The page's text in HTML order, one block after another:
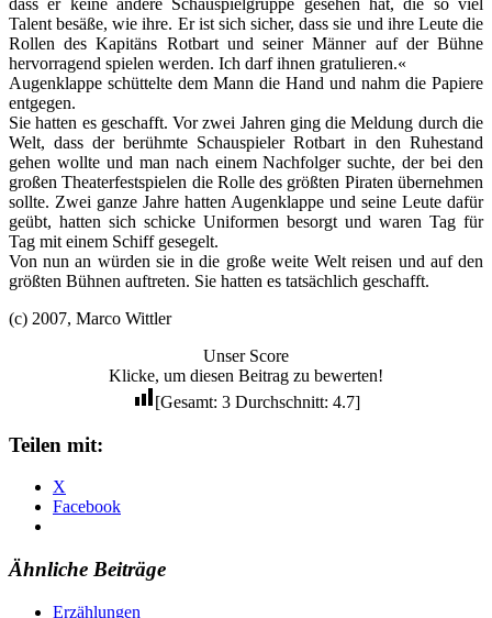
Talent besäße, wie ihre. Er ist sich sicher, dass sie und ihre Leute die
Rollen des Kapitäns Rotbart und seiner Männer auf der Bühne
hervorragend spielen werden. Ich darf ihnen gratulieren.«
Augenklappe schüttelte dem Mann die Hand und nahm die Papiere
entgegen.
Sie hatten es geschafft. Vor zwei Jahren ging die Meldung durch die
Welt, dass der berühmte Schauspieler Rotbart in den Ruhestand
gehen wollte und man nach einem Nachfolger suchte, der bei den
großen Theaterfestspielen die Rolle des größten Piraten übernehmen
sollte. Zwei ganze Jahre hatten Augenklappe und seine Leute dafür
geübt, hatten sich schicke Uniformen besorgt und waren Tag für
Tag mit einem Schiff gesegelt.
Von nun an würden sie in die große weite Welt reisen und auf den
größten Bühnen auftreten. Sie hatten es tatsächlich geschafft.
(c) 2007, Marco Wittler
Unser Score
Klicke, um diesen Beitrag zu bewerten!
[Gesamt: 3Durchschnitt: 4.7]
Teilen mit:
X
Facebook
Ähnliche Beiträge
Erzählungen